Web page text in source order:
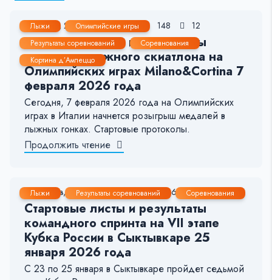
Лыжи
Олимпийские игры
Результаты соревнований
Соревнования
Кортина д’Ампеццо
7 Фев, 2026 < 1 мин. 148 12
Стартовые листы и результаты
женского лыжного скиатлона на
Олимпийских играх Milano&Cortina 7
февраля 2026 года
Сегодня, 7 февраля 2026 года на Олимпийских
играх в Италии начнется розыгрыш медалей в
лыжных гонках. Стартовые протоколы.
Продолжить чтение
Лыжи Результаты соревнований Соревнования
25 Янв, 2026 1-2 мин. 296 14
Стартовые листы и результаты
командного спринта на VII этапе
Кубка России в Сыктывкаре 25
января 2026 года
С 23 по 25 января в Сыктывкаре пройдет седьмой